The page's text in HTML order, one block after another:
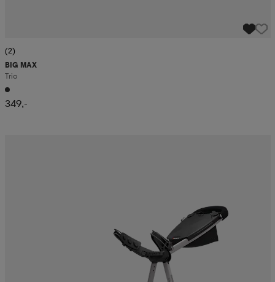
(2)
BIG MAX
Trio
349,-